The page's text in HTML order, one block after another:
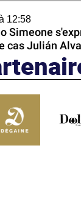
12:58
Simeone
cas Julián